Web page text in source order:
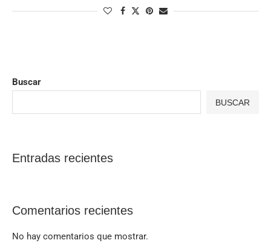
Buscar
BUSCAR
Entradas recientes
Comentarios recientes
No hay comentarios que mostrar.